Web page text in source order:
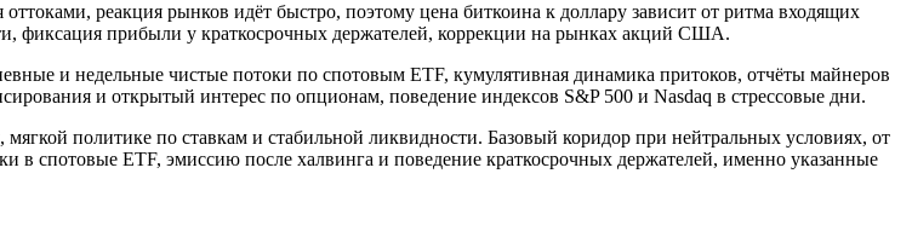
реакция рынков идёт быстро, поэтому цена биткоина к доллару зависит от ритма входящих
фиксация прибыли у краткосрочных держателей, коррекции на рынках акций США.
и недельные чистые потоки по спотовым ETF, кумулятивная динамика притоков, отчёты майнеров
и открытый интерес по опционам, поведение индексов S&P 500 и Nasdaq в стрессовые дни.
политике по ставкам и стабильной ликвидности. Базовый коридор при нейтральных условиях, от
в спотовые ETF, эмиссию после халвинга и поведение краткосрочных держателей, именно указанные